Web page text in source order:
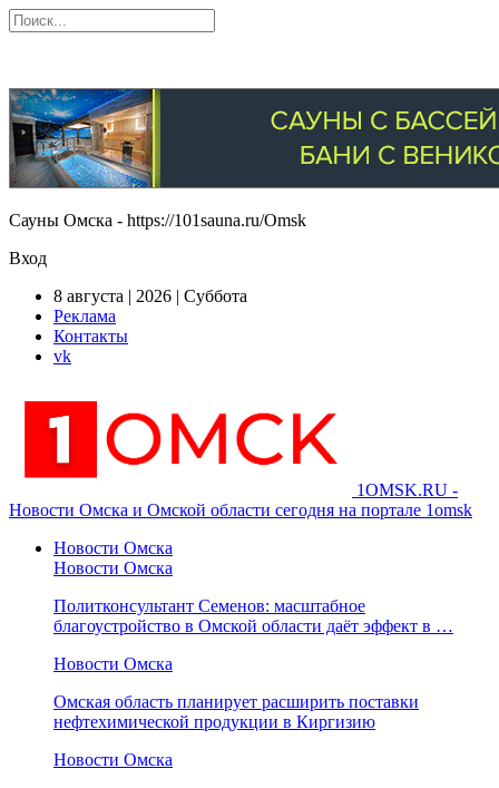
Сауны Омска - https://101sauna.ru/Omsk
Вход
8 августа | 2026 | Суббота
Реклама
Контакты
vk
1OMSK.RU -
Новости Омска и Омской области сегодня на портале 1omsk
Новости Омска
Новости Омска
Политконсультант Семенов: масштабное
благоустройство в Омской области даёт эффект в …
Новости Омска
Омская область планирует расширить поставки
нефтехимической продукции в Киргизию
Новости Омска